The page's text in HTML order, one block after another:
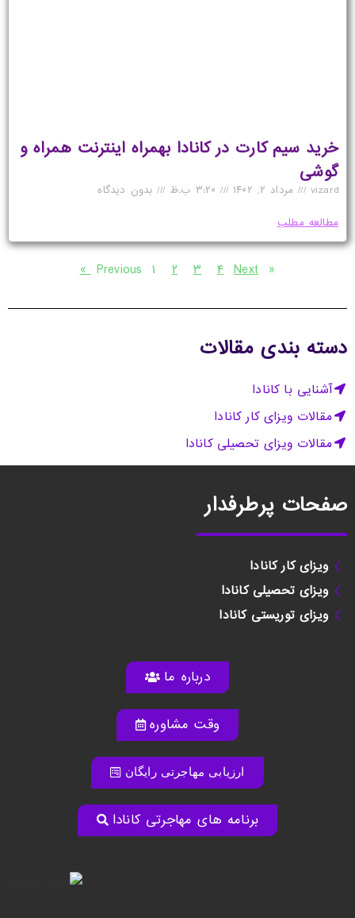
خرید سیم کارت در کانادا بهمراه اینترنت همراه و
گوشی
vizard مرداد ۲, ۱۴۰۲ ۳:۲۰ ب.ظ بدون دیدگاه
مطالعه مطلب
« Previous ۳ Next »
دسته بندی مقالات
آشنایی با کانادا
مقالات ویزای کار کانادا
مقالات ویزای تحصیلی کانادا
صفحات پرطرفدار
ویزای کار کانادا
ویزای تحصیلی کانادا
ویزای توریستی کانادا
درباره ما
وقت مشاوره
ارزیابی مهاجرتی رایگان
برنامه های مهاجرتی کانادا